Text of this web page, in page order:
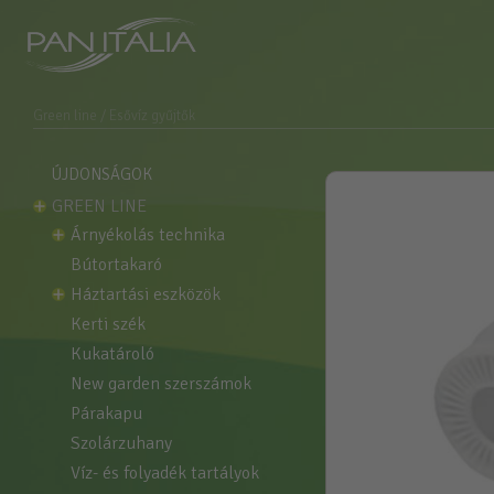
ÚJDONSÁGOK
GREEN LINE
árnyékolás technika
bútortakaró
háztartási eszközök
kerti szék
kukatároló
new garden szerszámok
párakapu
szolárzuhany
víz- és folyadék tartályok